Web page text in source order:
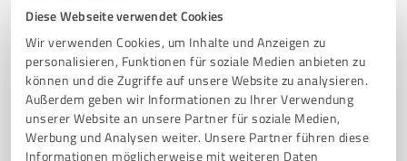
Diese Webseite verwendet Cookies
Wir verwenden Cookies, um Inhalte und Anzeigen zu
personalisieren, Funktionen für soziale Medien anbieten zu
können und die Zugriffe auf unsere Website zu analysieren.
Außerdem geben wir Informationen zu Ihrer Verwendung
unserer Website an unsere Partner für soziale Medien,
Werbung und Analysen weiter. Unsere Partner führen diese
Informationen möglicherweise mit weiteren Daten
Die Kunst des Knetens, weitere Details entnehmen Sie
ANGEBOTE SIEHE WEBSEITE
Querstraße 1, 65388 Schlangenbad
Tel. +49 163 3132241
kontakt@healthcoaching-bonath.de
www.kneteria.de